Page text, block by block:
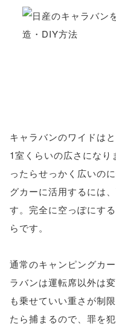
キャラバンのワイドは
1室くらいの広さにな
ったらせっかく広いの
グカーに活用するには
す。完全に空っぽにす
らです。
通常のキャンピングカ
ラバンは運転席以外は
も乗せていい重さが制
たら捕まるので、罪を